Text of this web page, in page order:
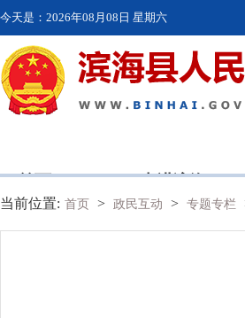
今天是： 2026年08月08日 星期六
首页 走进滨海
当前位置: 首页 > 政民互动 > 专题专栏